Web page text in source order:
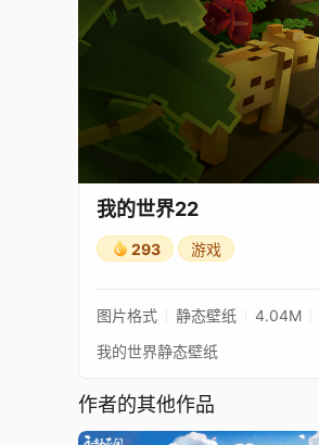
我的世界22
293 游戏
图片格式 静态壁纸 4.04M
我的世界静态壁纸
作者的其他作品